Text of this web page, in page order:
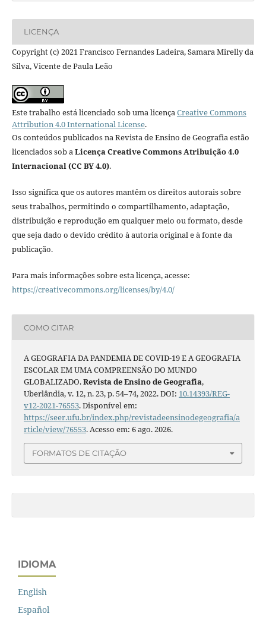
LICENÇA
Copyright (c) 2021 Francisco Fernandes Ladeira, Samara Mirelly da
Silva, Vicente de Paula Leão
Este trabalho está licenciado sob uma licençaCreative Commons
Attribution 4.0 International License.
Os conteúdos publicados na Revista de Ensino de Geografia estão
licenciados sob aLicença Creative Commons Atribuição 4.0
Internacional (CC BY 4.0).
Isso significa que os autores mantêm os direitos autorais sobre
seus trabalhos, permitindo o compartilhamento, adaptação,
distribuição e reprodução em qualquer meio ou formato, desde
que seja dado o devido crédito à autoria original e à fonte da
publicação.
Para mais informações sobre esta licença, acesse:
https://creativecommons.org/licenses/by/4.0/
COMO CITAR
A GEOGRAFIA DA PANDEMIA DE COVID-19 E A GEOGRAFIA
ESCOLAR EM UMA COMPREENSÃO DO MUNDO
GLOBALIZADO.Revista de Ensino de Geografia,
Uberlândia, v. 12, n. 23, p. 54–74, 2022. DOI: 10.14393/REG-
v12-2021-76553. Disponível em:
https://seer.ufu.br/index.php/revistadeensinodegeografia/a
rticle/view/76553. Acesso em: 6 ago. 2026.
FORMATOS DE CITAÇÃO
IDIOMA
English
Español